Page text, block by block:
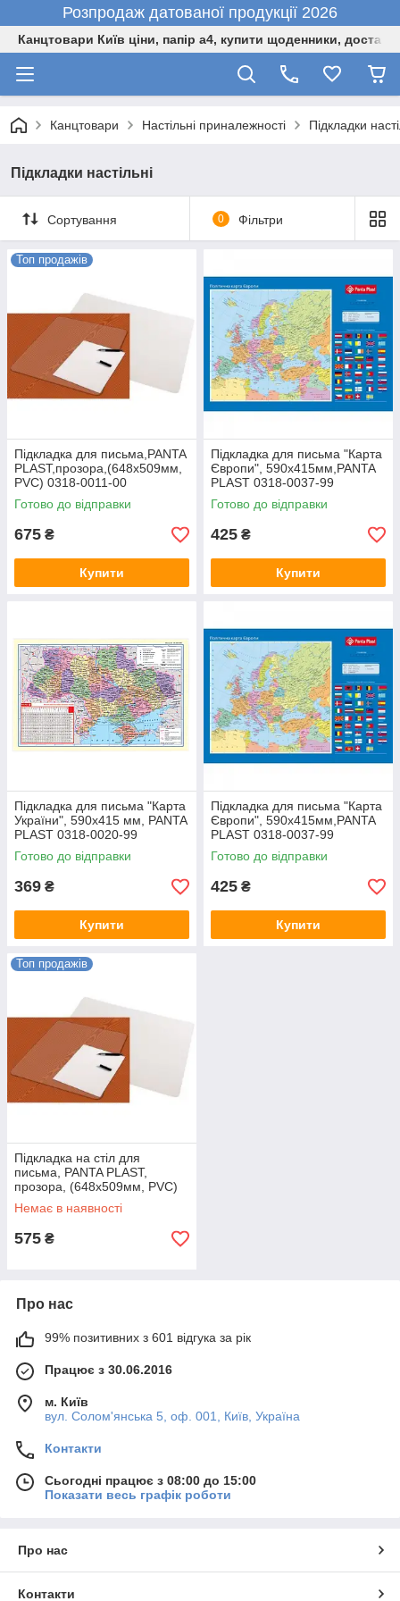
Розпродаж датованої продукції 2026
Канцтовари Київ ціни, папір а4, купити щоденники,
Канцтовари Настільні приналежності Підкладки
Підкладки настільні
Сортування 0 Фільтри
Топ продажів
Підкладка для письма,PANTA
PLAST,прозора,(648х509мм,
PVC) 0318-0011-00
Готово до відправки
675 ₴
Купити
Підкладка для письма "Карта
Європи", 590х415мм,PANTA
PLAST 0318-0037-99
Готово до відправки
425 ₴
Купити
Підкладка для письма "Карта
України", 590x415 мм, PANTA
PLAST 0318-0020-99
Готово до відправки
369 ₴
Купити
Підкладка для письма "Карта
Європи", 590х415мм,PANTA
PLAST 0318-0037-99
Готово до відправки
425 ₴
Купити
Топ продажів
Підкладка на стіл для
письма, PANTA PLAST,
прозора, (648x509мм, PVC)
0318-0011-00
Немає в наявності
575 ₴
Про нас
99% позитивних з 601 відгука за рік
Працює з 30.06.2016
м. Київ
вул. Солом'янська 5, оф. 001, Київ, Україна
Контакти
Сьогодні працює з 08:00 до 15:00
Показати весь графік роботи
Про нас
Контакти